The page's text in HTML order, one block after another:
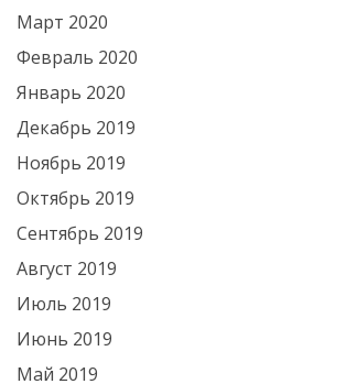
Март 2020
Февраль 2020
Январь 2020
Декабрь 2019
Ноябрь 2019
Октябрь 2019
Сентябрь 2019
Август 2019
Июль 2019
Июнь 2019
Май 2019